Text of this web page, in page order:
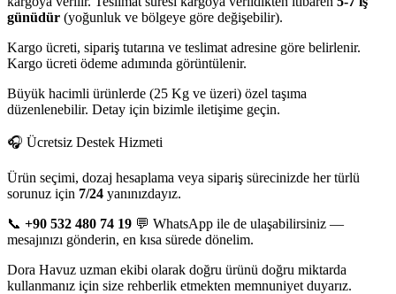
günüdür (yoğunluk ve bölgeye göre değişebilir).
Kargo ücreti, sipariş tutarına ve teslimat adresine göre belirlenir.
Kargo ücreti ödeme adımında görüntülenir.
Büyük hacimli ürünlerde (25 Kg ve üzeri) özel taşıma
düzenlenebilir. Detay için bizimle iletişime geçin.
🎧 Ücretsiz Destek Hizmeti
Ürün seçimi, dozaj hesaplama veya sipariş sürecinizde her türlü
sorunuz için 7/24 yanınızdayız.
📞 +90 532 480 74 19 💬 WhatsApp ile de ulaşabilirsiniz —
mesajınızı gönderin, en kısa sürede dönelim.
Dora Havuz uzman ekibi olarak doğru ürünü doğru miktarda
kullanmanız için size rehberlik etmekten memnuniyet duyarız.